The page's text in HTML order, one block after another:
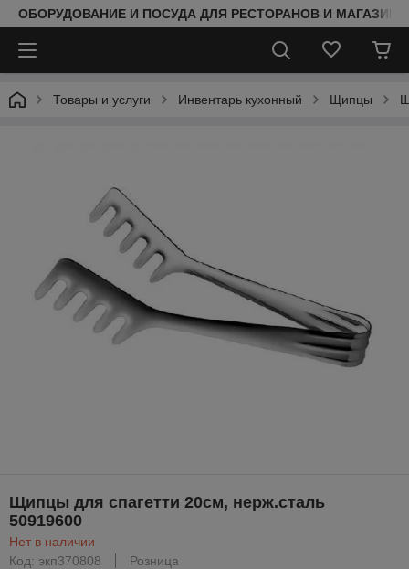
ОБОРУДОВАНИЕ И ПОСУДА ДЛЯ РЕСТОРАНОВ И
Товары и услуги Инвентарь кухонный Щипцы
Щипцы для спагетти 20см, нерж.сталь
50919600
Нет в наличии
Код: экп370808
Розница